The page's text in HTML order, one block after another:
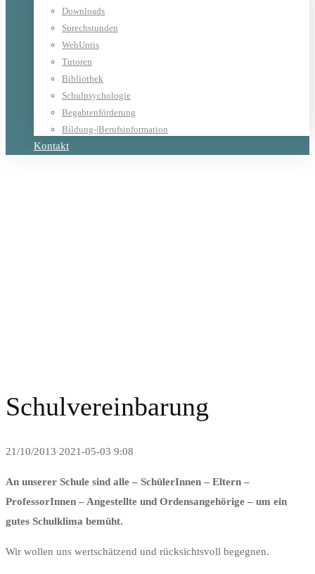
Downloads
Sprechstunden
WebUntis
Tutoren
Bibliothek
Schulpsychologie
Begabtenförderung
Bildung-|Berufsinformation
Kontakt
Schulvereinbarung
21/10/2013 2021-05-03 9:08
Schulvereinbarung
An unserer Schule sind alle – SchülerInnen – Eltern –
ProfessorInnen – Angestellte und Ordensangehörige – um ein
gutes Schulklima bemüht.
Wir wollen uns wertschätzend und rücksichtsvoll begegnen.